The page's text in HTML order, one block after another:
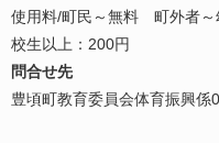
使用料/町民～無料 町外者
校生以上：200円
問合せ先
豊頃町教育委員会体育振興係